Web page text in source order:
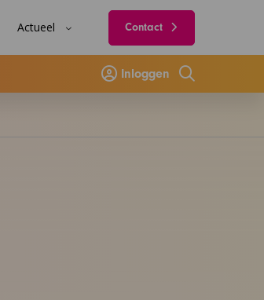
Actueel Contact
Inloggen
Zoeken